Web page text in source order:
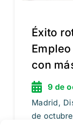
Éxito
con
9 de
Madrid,
de